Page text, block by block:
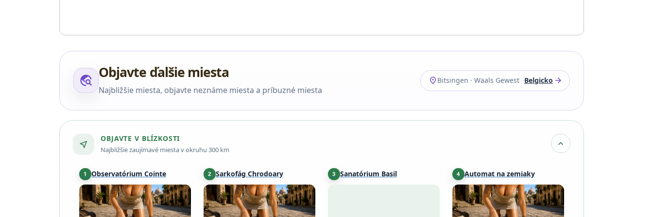
travel_explore Objavte ďalšie miesta
Najbližšie miesta, objavte neznáme miesta a príbuzné miesta
location_on Bitsingen · Waals Gewest Belgicko arrow_forward
near_me
OBJAVTE V BLÍZKOSTI
Najbližšie zaujímavé miesta v okruhu 300 km
expand_more
1 Observatórium Cointe
Liège·19 km
2 Sarkofág Chrodoary
Amay·34 km
3 Sanatórium Basil 4 Automat na zemiaky
Tienen·53 km